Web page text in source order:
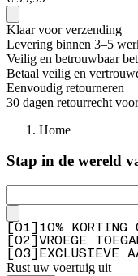
Klaar voor verzending
Levering binnen 3–5
Veilig en betrouwbaar
Betaal veilig en
Eenvoudig retourneren
30 dagen retourrecht
Home
Stap in de wereld
01
10% KORTING
02
VROEGE
03 EXCLUSIEVE
Rust uw voertuig uit